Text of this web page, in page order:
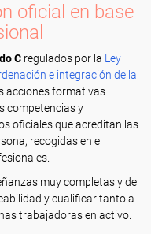
oficial en base
C regulados por la Ley
e integración de la
acciones formativas
competencias y
oficiales que acreditan las
recogidas en el
muy completas y de
y cualificar tanto a
trabajadoras en activo.